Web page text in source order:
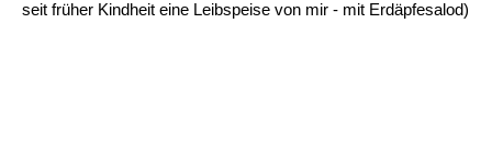
seit früher Kindheit eine Leibspeise von mir - mit Erdäpfesalod)